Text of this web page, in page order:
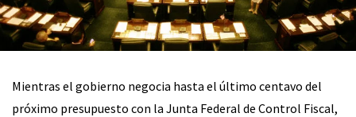
Mientras el gobierno negocia hasta el último centavo del
próximo presupuesto con la Junta Federal de Control Fiscal,